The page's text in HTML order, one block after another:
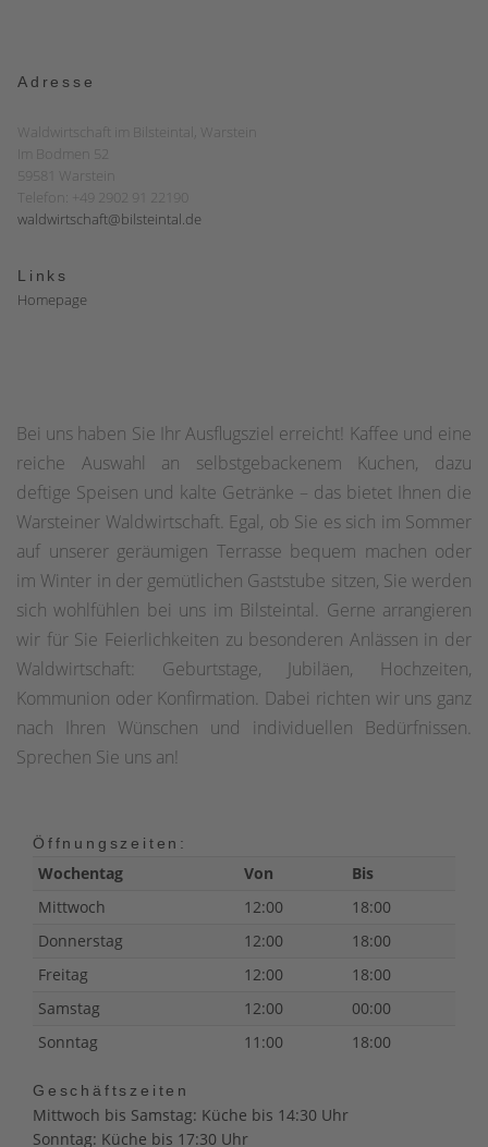
Adresse
Waldwirtschaft im Bilsteintal, Warstein
Im Bodmen 52
59581 Warstein
Telefon: +49 2902 91 22190
waldwirtschaft@bilsteintal.de
Links
Homepage
Bei uns haben Sie Ihr Ausflugsziel erreicht! Kaffee und eine
reiche Auswahl an selbstgebackenem Kuchen, dazu
deftige Speisen und kalte Getränke – das bietet Ihnen die
Warsteiner Waldwirtschaft. Egal, ob Sie es sich im Sommer
auf unserer geräumigen Terrasse bequem machen oder
im Winter in der gemütlichen Gaststube sitzen, Sie werden
sich wohlfühlen bei uns im Bilsteintal. Gerne arrangieren
wir für Sie Feierlichkeiten zu besonderen Anlässen in der
Waldwirtschaft: Geburtstage, Jubiläen, Hochzeiten,
Kommunion oder Konfirmation. Dabei richten wir uns ganz
nach Ihren Wünschen und individuellen Bedürfnissen.
Sprechen Sie uns an!
Öffnungszeiten:
Wochentag Von
Bis
Mittwoch
12:00
18:00
Donnerstag
12:00
18:00
Freitag
12:00
18:00
Samstag
12:00
00:00
Sonntag
11:00 18:00
Geschäftszeiten
Mittwoch bis Samstag: Küche bis 14:30 Uhr
Sonntag: Küche bis 17:30 Uhr